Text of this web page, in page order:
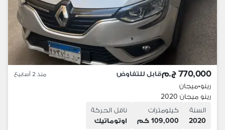
770,000 ج.م قابل للتفاوض منذ 2 أسابيع
رينو•ميجان
رينو ميجان 2020
السنة
2020
كيلومترات
109,000 كم
ناقل الحركة
اوتوماتيك